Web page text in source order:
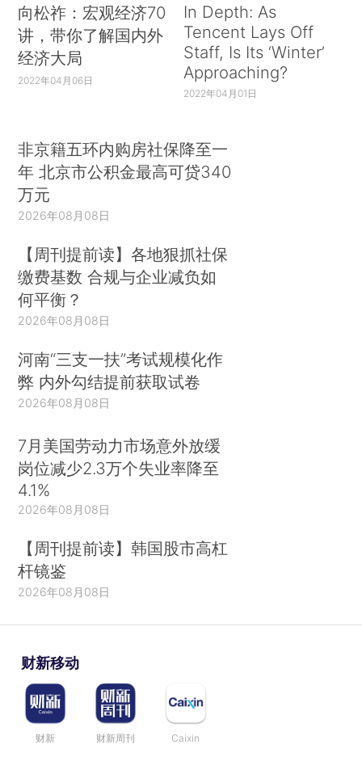
向松祚：宏观经济70
讲，带你了解国内外
经济大局
2022年04月06日
In Depth: As
Tencent Lays Off
Staff, Is Its ‘Winter’
Approaching?
2022年04月01日
非京籍五环内购房社保降至一
年 北京市公积金最高可贷340
万元
2026年08月08日
【周刊提前读】各地狠抓社保
缴费基数 合规与企业减负如
何平衡？
2026年08月08日
河南“三支一扶”考试规模化作
弊 内外勾结提前获取试卷
2026年08月08日
7月美国劳动力市场意外放缓
岗位减少2.3万个失业率降至
4.1%
2026年08月08日
【周刊提前读】韩国股市高杠
杆镜鉴
2026年08月08日
财新移动
财新 财新周刊 Caixin